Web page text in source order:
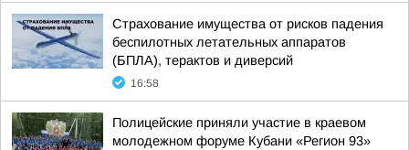
Страхование имущества от рисков падения
беспилотных летательных аппаратов
(БПЛА), терактов и диверсий
16:58
Полицейские приняли участие в краевом
молодежном форуме Кубани «Регион 93»